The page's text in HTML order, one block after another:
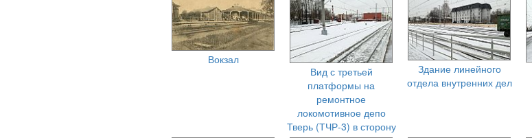
Вокзал
Вид с третьей
платформы на
ремонтное
локомотивное депо
Тверь (ТЧР-3) в сторону
Здание линейного
отдела внутренних дел